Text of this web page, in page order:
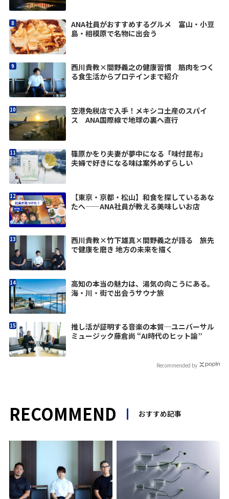
ANA社員がおすすめするグルメ 富山・小豆
島・相模原で名物に出会う
西川貴教×間野義之の健康習慣 筋肉をつく
る食生活からプロテインまで紹介
空港免税店で入手！メキシコ土産のスパイ
ス ANA国際線で地球の裏へ直行
篠原かをり夫妻が夢中になる「味付昆布」
夫婦で好きになる味は案外めずらしい
【東京・京都・松山】和食を探しているあな
たへ——ANA社員が教える美味しいお店
西川貴教×竹下雄真×間野義之が語る 旅先
で健康を磨き 地方の未来を描く
高知の本当の魅力は、湯気の向こうにある。
海・川・街で出会うサウナ旅
推し活が証明する音楽の本質─ユニバーサル
ミュージック藤倉尚 “AI時代のヒット論”
Recommended by
RECOMMEND おすすめ記事